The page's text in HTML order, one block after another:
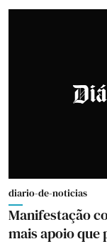
diario-de-noticias
Manifestação
mais apoio